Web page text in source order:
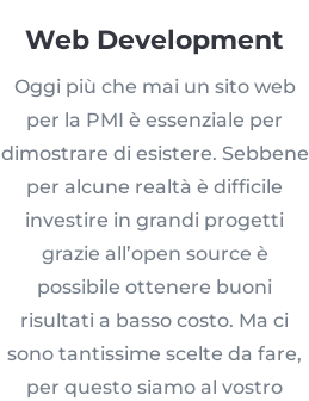
Web Development
Oggi più che mai un sito web
per la PMI è essenziale per
dimostrare di esistere. Sebbene
per alcune realtà è difficile
investire in grandi progetti
grazie all’open source è
possibile ottenere buoni
risultati a basso costo. Ma ci
sono tantissime scelte da fare,
per questo siamo al vostro